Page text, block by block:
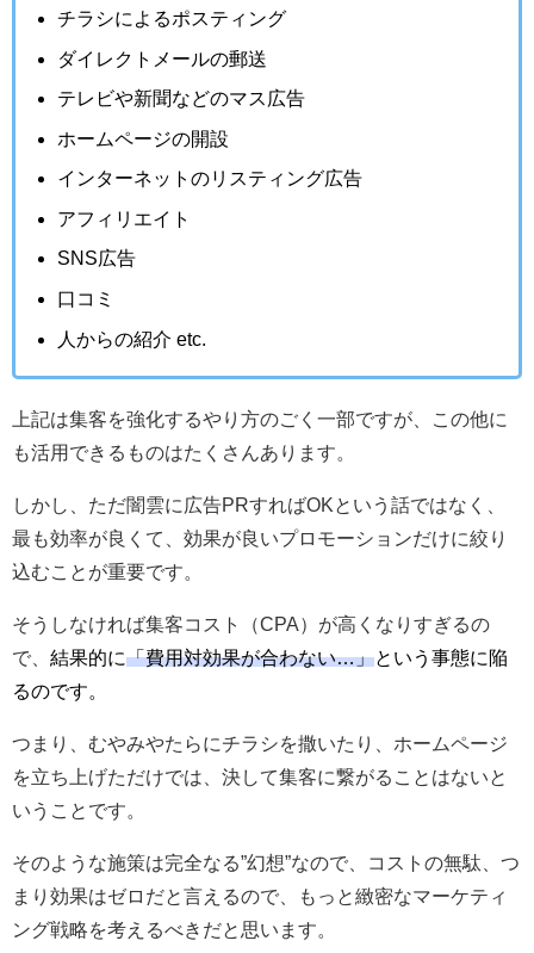
チラシによるポスティング
ダイレクトメールの郵送
テレビや新聞などのマス広告
ホームページの開設
インターネットのリスティング広告
アフィリエイト
SNS広告
口コミ
人からの紹介 etc.
上記は集客を強化するやり方のごく一部ですが、この他に
も活用できるものはたくさんあります。
しかし、ただ闇雲に広告PRすればOKという話ではなく、
最も効率が良くて、効果が良いプロモーションだけに絞り
込むことが重要です。
そうしなければ集客コスト（CPA）が高くなりすぎるの
で、 結果的に「費用対効果が合わない…」という 事態に 陥
るのです。
つまり、むやみやたらにチラシを撒いたり、ホームページ
を立ち上げただけでは、決して集客に繋がることはないと
いうことです。
そのような施策は完全なる”幻想”なので、コストの無駄、つ
まり効果はゼロだと言えるので、もっと緻密なマーケティ
ング戦略を考えるべきだと思います。